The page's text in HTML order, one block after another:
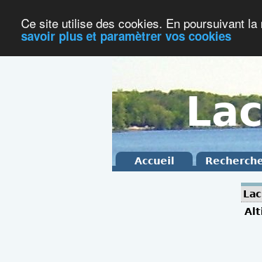
Ce site utilise des cookies. En poursuivant
savoir plus et paramètrer vos cookies
Accueil